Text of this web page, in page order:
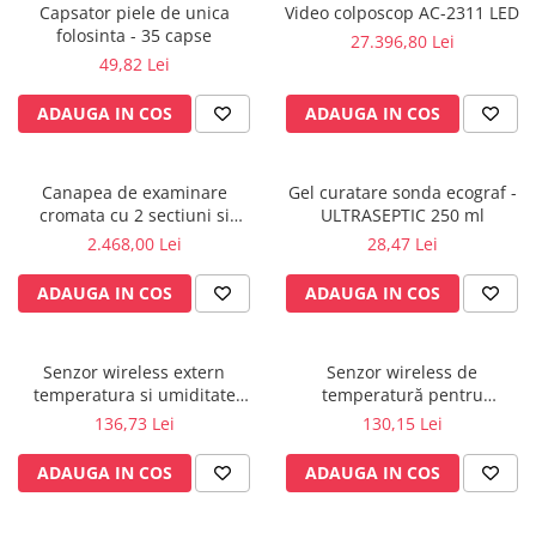
Hartie
Accesorii pentru perfuzie
Geluri
Filtre antibacteriene si antivirale
Ochelari de protectie
Gel ECO
Cabluri EKG (10 fire)
Electrozi ECG / EKG
Sonde TOCO
Vase
Spirometrie
Spirometre
Filtre antibacteriene
Capsator piele de unica
folosinta - 35 capse
49,82 Lei
ADAUGA IN COS
Video colposcop AC-2311 LED
27.396,80 Lei
ADAUGA IN COS
Canapea de examinare
cromata cu 2 sectiuni si
suport rola inclus
2.468,00 Lei
ADAUGA IN COS
Gel curatare sonda ecograf -
ULTRASEPTIC 250 ml
28,47 Lei
ADAUGA IN COS
Senzor wireless extern
temperatura si umiditate
pentru KLIMALOGG PRO -
136,73 Lei
ADAUGA IN COS
Senzor wireless de
temperatură pentru
KlimaLogg Pro - 30.3181IT
130,15 Lei
ADAUGA IN COS